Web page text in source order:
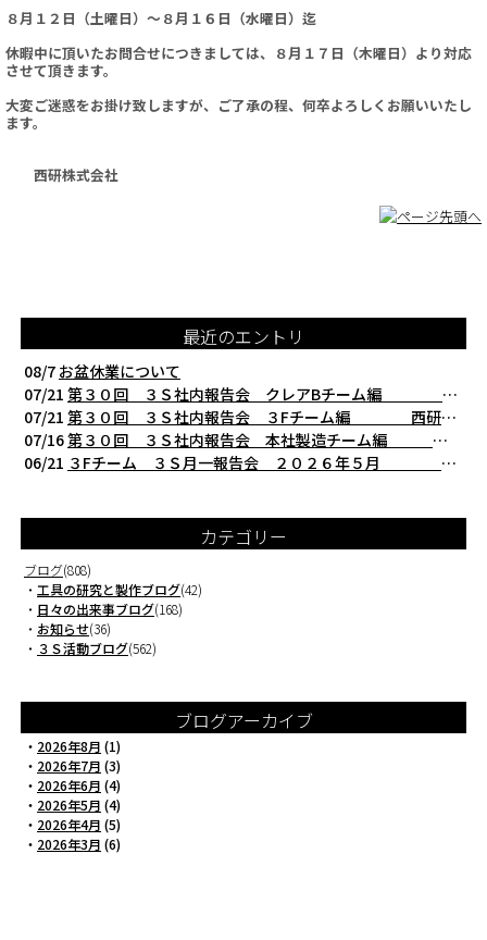
８月１２日（土曜日）～８月１６日（水曜日）迄
休暇中に頂いたお問合せにつきましては、８月１７日（木曜日）より対応
させて頂きます。
大変ご迷惑をお掛け致しますが、ご了承の程、何卒よろしくお願いいたし
ます。
西研株式会社
最近のエントリ
08/7 お盆休業について
07/21 第３０回 ３Ｓ社内報告会 クレアBチーム編 西研の３Ｓ活動（整理・整頓・清掃
07/21 第３０回 ３Ｓ社内報告会 ３Fチーム編 西研の３Ｓ活動（整理・整頓・清掃）
07/16第３０回 ３Ｓ社内報告会 本社製造チーム編 西研の３Ｓ活動（整理・整頓・清掃
06/21 ３Fチーム ３Ｓ月一報告会 ２０２６年５月 切削工具を考える西研より
カテゴリー
ブログ(808)
・ 工具の研究と製作ブログ(42)
・ 日々の出来事ブログ(168)
・ お知らせ(36)
・ ３Ｓ活動ブログ(562)
ブログアーカイブ
・ 2026年8月 (1)
・ 2026年7月 (3)
・ 2026年6月 (4)
・ 2026年5月 (4)
・ 2026年4月 (5)
・ 2026年3月 (6)